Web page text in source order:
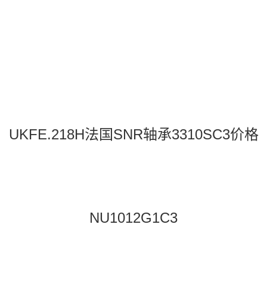
UKFE.218H法国SNR轴承3310SC3价格
NU1012G1C3